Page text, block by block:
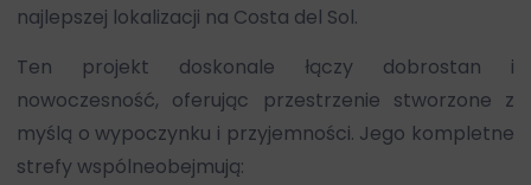
najlepszej lokalizacji na Costa del Sol.
Ten projekt doskonale łączy dobrostan i
nowoczesność, oferując przestrzenie stworzone z
myślą o wypoczynku i przyjemności. Jego kompletne
strefy wspólneobejmują: